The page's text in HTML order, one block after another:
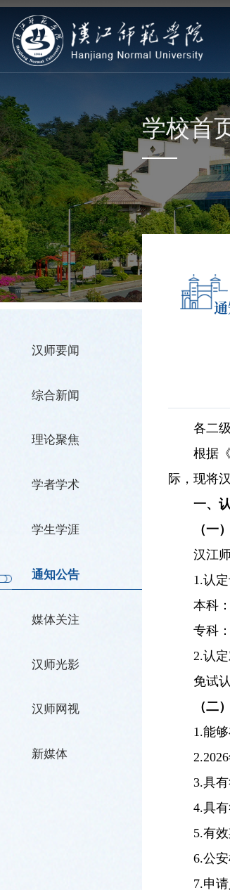
学校首
汉师要闻
综合新闻
理论聚焦
学者学术
学生学涯
通知公告
媒体关注
汉师光影
汉师网视
新媒体
各二
根据
际，现将
一、
（一
汉江
1.认
本科
专科
2.认
免试
（二
1.能
3.具
4.具
5.有
6.公
7.申